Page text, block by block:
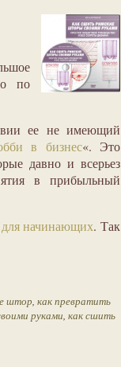
по
ее не имеющий
в бизнес«. Это
давно и всерьез
в прибыльный
начинающих. Так
штор, как превратить
руками, как сшить